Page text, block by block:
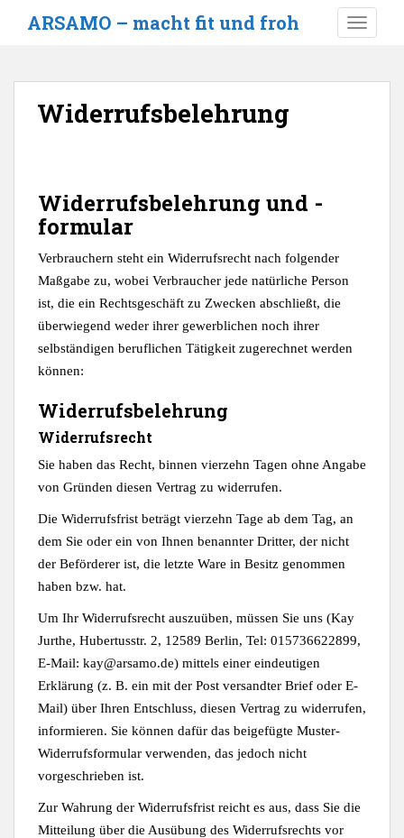
ARSAMO – macht fit und froh
Widerrufsbelehrung
Widerrufsbelehrung und -
formular
Verbrauchern steht ein Widerrufsrecht nach folgender
Maßgabe zu, wobei Verbraucher jede natürliche Person
ist, die ein Rechtsgeschäft zu Zwecken abschließt, die
überwiegend weder ihrer gewerblichen noch ihrer
selbständigen beruflichen Tätigkeit zugerechnet werden
können:
Widerrufsbelehrung
Widerrufsrecht
Sie haben das Recht, binnen vierzehn Tagen ohne Angabe
von Gründen diesen Vertrag zu widerrufen.
Die Widerrufsfrist beträgt vierzehn Tage ab dem Tag, an
dem Sie oder ein von Ihnen benannter Dritter, der nicht
der Beförderer ist, die letzte Ware in Besitz genommen
haben bzw. hat.
Um Ihr Widerrufsrecht auszuüben, müssen Sie uns (Kay
Jurthe, Hubertusstr. 2, 12589 Berlin, Tel: 015736622899,
E-Mail: kay@arsamo.de) mittels einer eindeutigen
Erklärung (z. B. ein mit der Post versandter Brief oder E-
Mail) über Ihren Entschluss, diesen Vertrag zu widerrufen,
informieren. Sie können dafür das beigefügte Muster-
Widerrufsformular verwenden, das jedoch nicht
vorgeschrieben ist.
Zur Wahrung der Widerrufsfrist reicht es aus, dass Sie die
Mitteilung über die Ausübung des Widerrufsrechts vor